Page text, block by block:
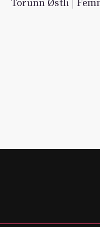
Torunn Østli |